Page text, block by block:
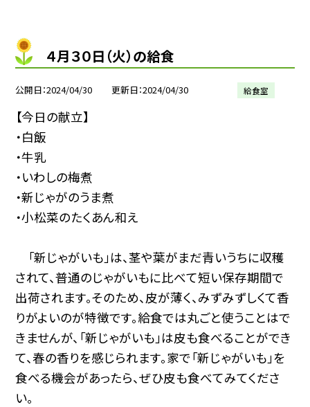
４月３０日（火）の給食
公開日 2024/04/30 更新日 2024/04/30 給食室
【今日の献立】
・白飯
・牛乳
・いわしの梅煮
・新じゃがのうま煮
・小松菜のたくあん和え
「新じゃがいも」は、茎や葉がまだ青いうちに収穫
されて、普通のじゃがいもに比べて短い保存期間で
出荷されます。そのため、皮が薄く、みずみずしくて香
りがよいのが特徴です。給食では丸ごと使うことはで
きませんが、「新じゃがいも」は皮も食べることができ
て、春の香りを感じられます。家で「新じゃがいも」を
食べる機会があったら、ぜひ皮も食べてみてくださ
い。